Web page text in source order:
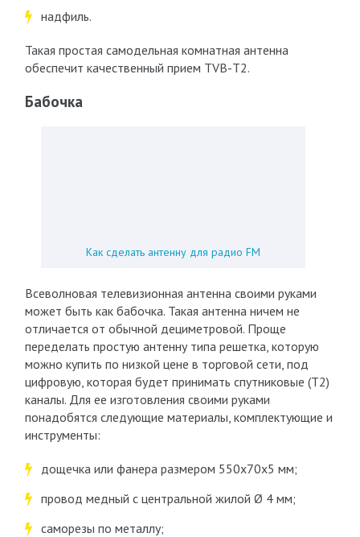
надфиль.
Такая простая самодельная комнатная антенна
обеспечит качественный прием ТVВ-T2.
Бабочка
Как сделать антенну для радио FM
Всеволновая телевизионная антенна своими руками
может быть как бабочка. Такая антенна ничем не
отличается от обычной дециметровой. Проще
переделать простую антенну типа решетка, которую
можно купить по низкой цене в торговой сети, под
цифровую, которая будет принимать спутниковые (Т2)
каналы. Для ее изготовления своими руками
понадобятся следующие материалы, комплектующие и
инструменты:
дощечка или фанера размером 550х70х5 мм;
провод медный с центральной жилой Ø 4 мм;
саморезы по металлу;